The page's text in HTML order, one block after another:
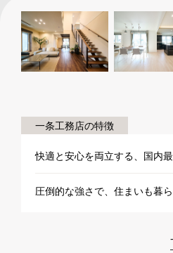
一条工務店の特徴
快適と安心を両立する、国内
圧倒的な強さで、住まいも暮